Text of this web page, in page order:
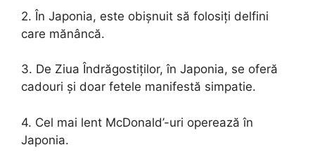
2. În Japonia, este obișnuit să folosiți delfini
care mănâncă.
3. De Ziua Îndrăgostiților, în Japonia, se oferă
cadouri și doar fetele manifestă simpatie.
4. Cel mai lent McDonald’-uri operează în
Japonia.